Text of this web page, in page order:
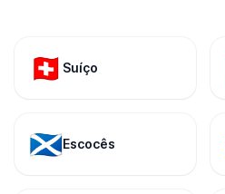
🇨🇭 Suíço
🏴󠁧󠁢󠁳󠁣󠁴󠁿Escocês